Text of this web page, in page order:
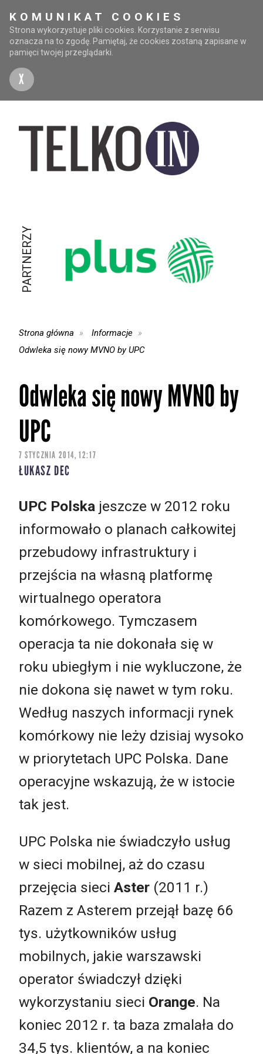
KOMUNIKAT COOKIES
Strona wykorzystuje pliki cookies. Korzystanie z serwisu
oznacza na to zgodę. Pamiętaj, że cookies zostaną zapisane w
pamięci twojej przeglądarki.
X
PARTNERZY
Strona główna
Informacje
Odwleka się nowy MVNO by UPC
Odwleka się nowy MVNO by
UPC
7 STYCZNIA 2014, 12:17
ŁUKASZ DEC
UPC Polska jeszcze w 2012 roku
informowało o planach całkowitej
przebudowy infrastruktury i
przejścia na własną platformę
wirtualnego operatora
komórkowego. Tymczasem
operacja ta nie dokonała się w
roku ubiegłym i nie wykluczone, że
nie dokona się nawet w tym roku.
Według naszych informacji rynek
komórkowy nie leży dzisiaj wysoko
w priorytetach UPC Polska. Dane
operacyjne wskazują, że w istocie
tak jest.
UPC Polska nie świadczyło usług
w sieci mobilnej, aż do czasu
przejęcia sieci Aster (2011 r.)
Razem z Asterem przejął bazę 66
tys. użytkowników usług
mobilnych, jakie warszawski
operator świadczył dzięki
wykorzystaniu sieci Orange. Na
koniec 2012 r. ta baza zmalała do
34,5 tys. klientów, a na koniec